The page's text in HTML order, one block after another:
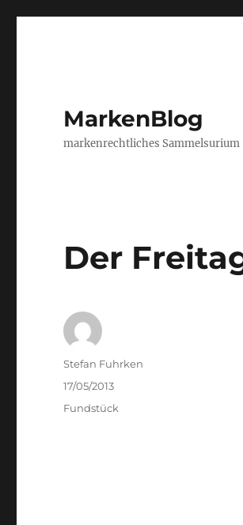
MarkenBlog
markenrechtliches Sammelsurium
Der
Author
Stefan Fuhrken
Posted
17/05/2013
Categories
Fundstück